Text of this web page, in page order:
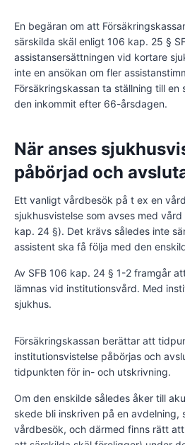
En begäran om att
särskilda skäl enligt 106 kap. 25 §
assistansersättningen vid kortare
inte en ansökan om fler
Försäkringskassan ta ställning till en
den inkommit efter 66-årsdagen.
När anses
påbörjad och
Ett vanligt vårdbesök på t ex en
sjukhusvistelse som avses med
kap. 24 §). Det krävs således inte
assistent ska få följa med den
Av SFB 106 kap. 24 § 1-2 framgår
lämnas vid institutionsvård. Med
sjukhus.
Försäkringskassan berättar att
institutionsvistelse påbörjas och
tidpunkten för in- och utskrivning.
Om den enskilde således åker till
skede bli inskriven på en avdelning,
vårdbesök, och därmed finns rätt